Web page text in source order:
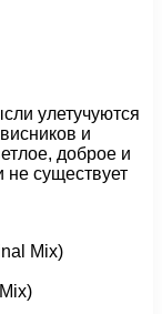
улетучуются
и
доброе и
не существует
Mix)